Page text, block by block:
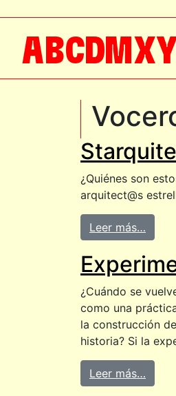
ABCDMX
¿Quiénes son
arquitect@s
Leer más…
¿Cuándo se
como una
la construcción
historia? Si la
Leer más…